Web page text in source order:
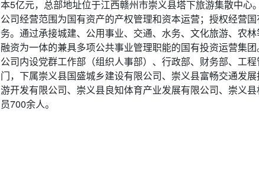
本5亿元，总部地址位于江西赣州市崇义县塔下旅游集散中心。
公司经营范围为国有资产的产权管理和资本运营；授权经营
务。通过承接城建、公用事业、交通、水务、文化旅游、农
融资为一体的兼具多项公共事业管理职能的国有投资运营集团
公司内设党群工作部（组织人事部）、行政部、财务部、工
门，下属崇义县国盛城乡建设有限公司、崇义县富畅交通发
游开发有限公司、崇义县良知体育产业发展有限公司、崇义
员700余人。